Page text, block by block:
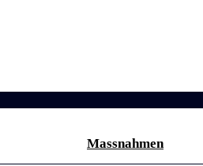
Massnahmen